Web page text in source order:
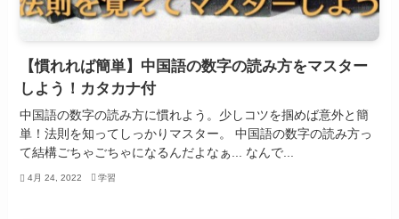
【慣れれば簡単】中国語の数字の読み方をマスター
しよう！カタカナ付
中国語の数字の読み方に慣れよう。少しコツを掴めば意外と簡
単！法則を知ってしっかりマスター。 中国語の数字の読み方っ
て結構ごちゃごちゃになるんだよなぁ... なんで...
4月 24, 2022 学習